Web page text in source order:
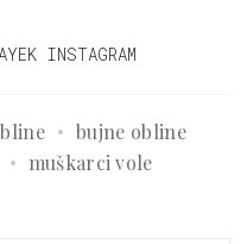
INSTAGRAM
bujne obline
muškarci vole